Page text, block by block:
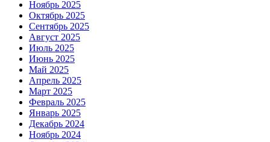
Ноябрь 2025
Октябрь 2025
Сентябрь 2025
Август 2025
Июль 2025
Июнь 2025
Май 2025
Апрель 2025
Март 2025
Февраль 2025
Январь 2025
Декабрь 2024
Ноябрь 2024